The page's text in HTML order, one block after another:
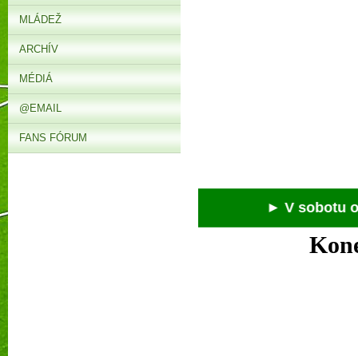
► V sobotu o
MLÁDEŽ
ARCHÍV
MÉDIÁ
@EMAIL
FANS FÓRUM